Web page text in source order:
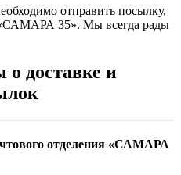
отправить посылку,
«САМАРА 35». Мы всегда рады
доставке и
отделения «САМАРА